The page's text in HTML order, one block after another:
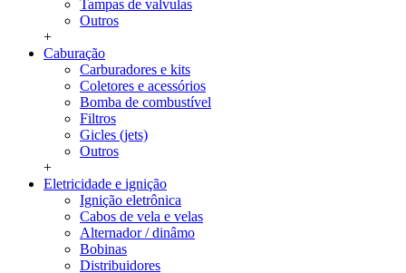
Tampas de valvulas
Outros
+
Caburação
Carburadores e kits
Coletores e acessórios
Bomba de combustível
Filtros
Gicles (jets)
Outros
+
Eletricidade e ignição
Ignição eletrônica
Cabos de vela e velas
Alternador / dinâmo
Bobinas
Distribuidores